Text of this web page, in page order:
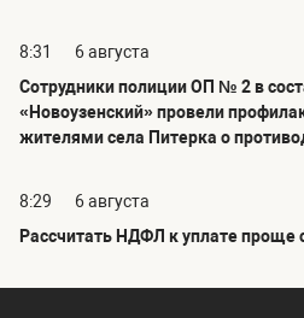
8:31
6 августа
Сотрудники полиции ОП № 2 в
«Новоузенский» провели
жителями села Питерка о
8:29
6 августа
Рассчитать НДФЛ к уплате